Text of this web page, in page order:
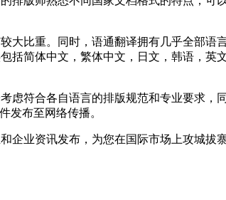
大比重。同时，语通翻译拥有几乎全部语
括简体中文，繁体中文，日文，韩语，
虑符合各自语言的排版规范和专业要求
发布至网络传播。
业资讯发布，为您在国际市场上攻城拔